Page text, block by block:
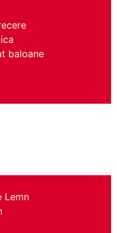
baloane
Lemn